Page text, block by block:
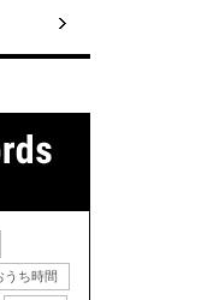
うち時間